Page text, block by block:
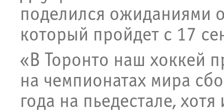
поделился ожиданиями
который пройдет с 17
«В Торонто наш хоккей
на чемпионатах мира
года на пьедестале,